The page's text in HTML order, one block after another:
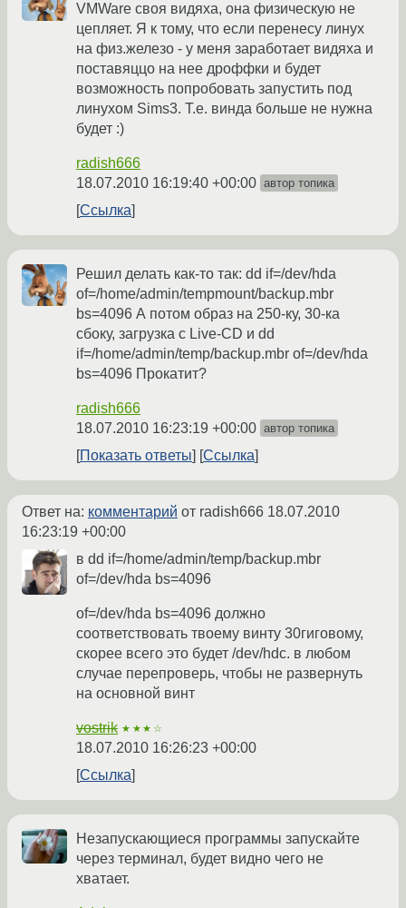
VMWare своя видяха, она физическую не
цепляет. Я к тому, что если перенесу линух
на физ.железо - у меня заработает видяха и
поставяццо на нее дроффки и будет
возможность попробовать запустить под
линухом Sims3. Т.е. винда больше не нужна
будет :)
radish666
18.07.2010 16:19:40 +00:00 автор топика
Ссылка
Решил делать как-то так: dd if=/dev/hda
of=/home/admin/tempmount/backup.mbr
bs=4096 А потом образ на 250-ку, 30-ка
сбоку, загрузка с Live-CD и dd
if=/home/admin/temp/backup.mbr of=/dev/hda
bs=4096 Прокатит?
radish666
18.07.2010 16:23:19 +00:00 автор топика
Показать ответы Ссылка
Ответ на: комментарий от radish666 18.07.2010
16:23:19 +00:00
в dd if=/home/admin/temp/backup.mbr
of=/dev/hda bs=4096
of=/dev/hda bs=4096 должно
соответствовать твоему винту 30гиговому,
скорее всего это будет /dev/hdc. в любом
случае перепроверь, чтобы не развернуть
на основной винт
vostrik ★★★☆
18.07.2010 16:26:23 +00:00
Ссылка
Незапускающиеся программы запускайте
через терминал, будет видно чего не
хватает.